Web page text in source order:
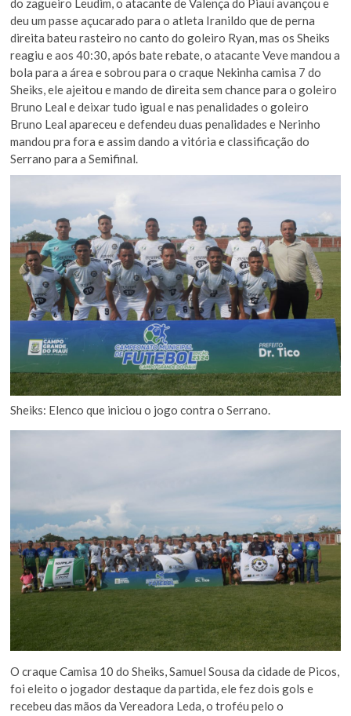
do zagueiro Leudim, o atacante de Valença do Piauí avançou e
deu um passe açucarado para o atleta Iranildo que de perna
direita bateu rasteiro no canto do goleiro Ryan, mas os Sheiks
reagiu e aos 40:30, após bate rebate, o atacante Veve mandou a
bola para a área e sobrou para o craque Nekinha camisa 7 do
Sheiks, ele ajeitou e mando de direita sem chance para o goleiro
Bruno Leal e deixar tudo igual e nas penalidades o goleiro
Bruno Leal apareceu e defendeu duas penalidades e Nerinho
mandou pra fora e assim dando a vitória e classificação do
Serrano para a Semifinal.
Sheiks: Elenco que iniciou o jogo contra o Serrano.
O craque Camisa 10 do Sheiks, Samuel Sousa da cidade de Picos,
foi eleito o jogador destaque da partida, ele fez dois gols e
recebeu das mãos da Vereadora Leda, o troféu pelo o